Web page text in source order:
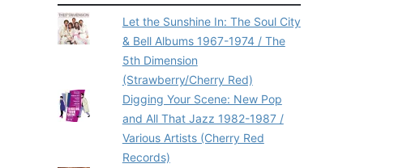
Let the Sunshine In: The Soul City
& Bell Albums 1967-1974 / The
5th Dimension
(Strawberry/Cherry Red)
Digging Your Scene: New Pop
and All That Jazz 1982-1987 /
Various Artists (Cherry Red
Records)